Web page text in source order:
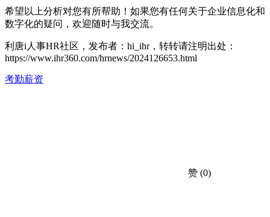
希望以上分析对您有所帮助！如果您有任何关于企业信息化和
数字化的疑问，欢迎随时与我交流。
利唐i人事HR社区，发布者：hi_ihr，转转请注明出处：
https://www.ihr360.com/hrnews/2024126653.html
考勤薪资
赞 (0)